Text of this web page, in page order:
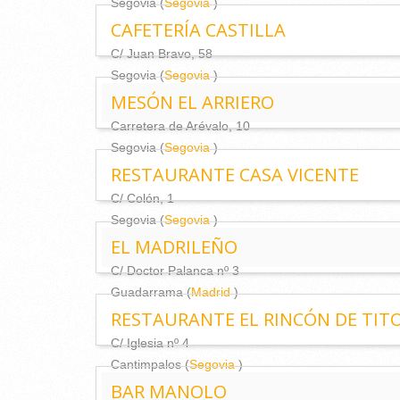
CAFETERÍA CASTILLA
C/ Juan Bravo, 58
Segovia (Segovia )
MESÓN EL ARRIERO
Carretera de Arévalo, 10
Segovia (Segovia )
RESTAURANTE CASA VICENTE
C/ Colón, 1
Segovia (Segovia )
EL MADRILEÑO
C/ Doctor Palanca nº 3
Guadarrama (Madrid )
RESTAURANTE EL RINCÓN DE
C/ Iglesia nº 4
Cantimpalos (Segovia )
BAR MANOLO